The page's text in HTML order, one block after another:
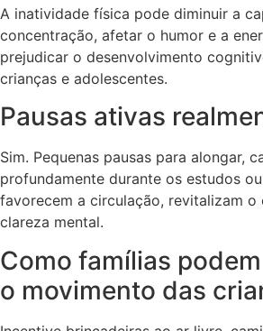
A inatividade física pode diminuir a
concentração, afetar o humor e a
prejudicar o desenvolvimento
crianças e adolescentes.
Pausas ativas
Sim. Pequenas pausas para alongar,
profundamente durante os estudos
favorecem a circulação, revitalizam o
clareza mental.
Como famílias
o movimento das